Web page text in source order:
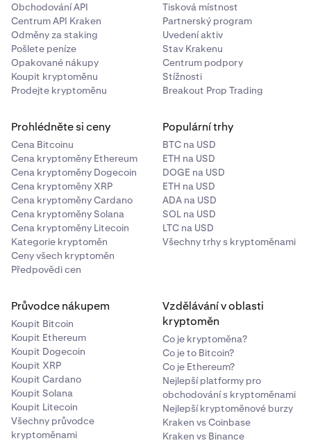
Obchodování API
Centrum API Kraken
Odměny za staking
Pošlete peníze
Opakované nákupy
Koupit kryptoměnu
Prodejte kryptoměnu
Tisková místnost
Partnerský program
Uvedení aktiv
Stav Krakenu
Centrum podpory
Stížnosti
Breakout Prop Trading
Prohlédněte si ceny
Cena Bitcoinu
Cena kryptoměny Ethereum
Cena kryptoměny Dogecoin
Cena kryptoměny XRP
Cena kryptoměny Cardano
Cena kryptoměny Solana
Cena kryptoměny Litecoin
Kategorie kryptoměn
Ceny všech kryptoměn
Předpovědi cen
Populární trhy
BTC na USD
ETH na USD
DOGE na USD
ETH na USD
ADA na USD
SOL na USD
LTC na USD
Všechny trhy s kryptoměnami
Průvodce nákupem
Koupit Bitcoin
Koupit Ethereum
Koupit Dogecoin
Koupit XRP
Koupit Cardano
Koupit Solana
Koupit Litecoin
Všechny průvodce
kryptoměnami
Vzdělávání v oblasti
kryptoměn
Co je kryptoměna?
Co je to Bitcoin?
Co je Ethereum?
Nejlepší platformy pro
obchodování s kryptoměnami
Nejlepší kryptoměnové burzy
Kraken vs Coinbase
Kraken vs Binance